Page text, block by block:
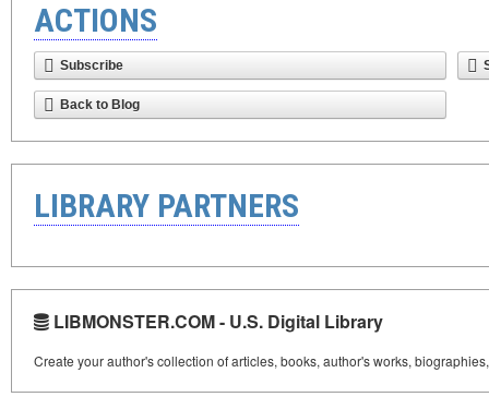
ACTIONS
Subscribe
Back to Blog
LIBRARY PARTNERS
LIBMONSTER.COM - U.S. Digital Library
Create your author's collection of articles, books, author's works,